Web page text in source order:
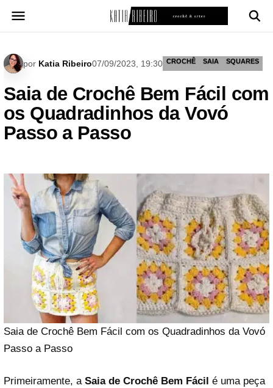
para
por Katia Ribeiro07/09/2023, 19:30 CROCHÊ SAIA SQUARES
Saia de Crochê Bem Fácil com
os Quadradinhos da Vovó
Passo a Passo
Saia de Crochê Bem Fácil com os Quadradinhos da Vovó
Passo a Passo
Primeiramente, a Saia de Crochê Bem Fácil é uma peça